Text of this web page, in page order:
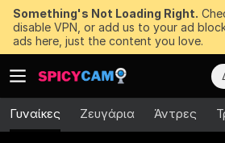
Something's Not Loading Right.
disable VPN, or add us to your ad
ads here, just the content you love.
Γυναίκες Ζευγάρια Άντρες